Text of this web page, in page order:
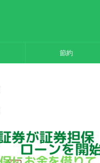
節約